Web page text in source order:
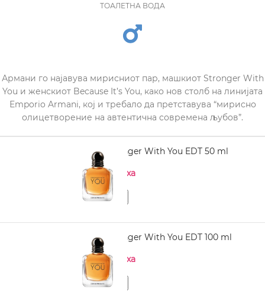
ТОАЛЕТНА ВОДА
Армани го најавува мирисниот пар, машкиот Stronger With
You и женскиот Because It’s You, како нов столб на линијата
Emporio Armani, кој и требало да претставува “мирисно
олицетворение на автентична современа љубов”.
ARMANI Stronger With You EDT 50 ml
Нема на залиха
ARMANI Stronger With You EDT 100 ml
Нема на залиха